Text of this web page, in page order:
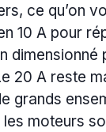
ce qu’on
10 A pour
dimensionné
20 A reste
grands
moteurs